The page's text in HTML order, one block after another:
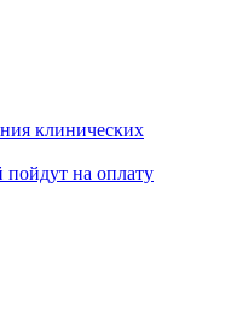
клинических